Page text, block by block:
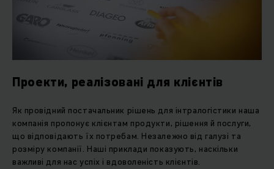
Проекти, реалізовані для клієнтів
Як провідний постачальник рішень для інтралогістики наша
компанія пропонує клієнтам продукти, рішення й послуги,
що відповідають їх потребам. Незалежно від галузі та
розміру компанії. Наші приклади показують, наскільки
важливі для нас успіх і вдоволеність клієнтів.